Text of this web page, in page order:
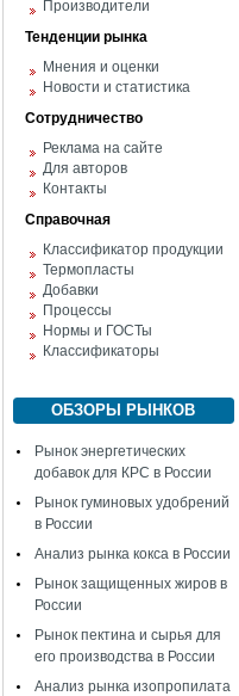
Производители
Тенденции рынка
Мнения и оценки
Новости и статистика
Сотрудничество
Реклама на сайте
Для авторов
Контакты
Справочная
Классификатор продукции
Термопласты
Добавки
Процессы
Нормы и ГОСТы
Классификаторы
ОБЗОРЫ РЫНКОВ
Рынок энергетических
добавок для КРС в России
Рынок гуминовых удобрений
в России
Анализ рынка кокса в России
Рынок защищенных жиров в
России
Рынок пектина и сырья для
его производства в России
Анализ рынка изопропилата